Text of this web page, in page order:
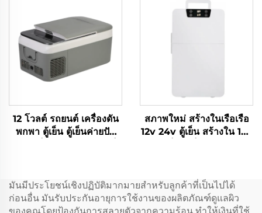
12 โวลต์ รถยนต์ เครื่องดัน
พกพา ตู้เย็น ตู้เย็นค่ายปัก
สภาพใหม่ สร้างในเรือเรือ
12v 24v ตู้เย็น สร้างใน 12v
มันมีประโยชน์เชิงปฏิบัติมากมายสำหรับลูกค้าที่เป็นไปได้
ก่อนอื่น มันรับประกันอายุการใช้งานของผลิตภัณฑ์ดูแลผิว